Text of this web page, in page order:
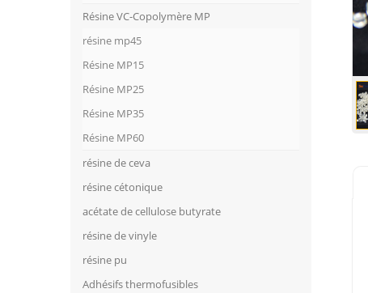
Résine VC-Copolymère MP
résine mp45
Résine MP15
Résine MP25
Résine MP35
Résine MP60
résine de ceva
résine cétonique
acétate de cellulose butyrate
résine de vinyle
résine pu
Adhésifs thermofusibles